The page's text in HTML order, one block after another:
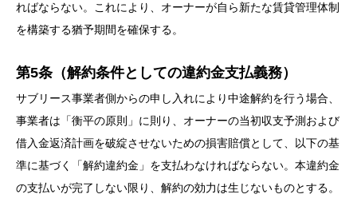
ればならない。これにより、オーナーが自ら新たな賃貸管理体制
を構築する猶予期間を確保する。
第5条（解約条件としての違約金支払義務）
サブリース事業者側からの申し入れにより中途解約を行う場合、
事業者は「衡平の原則」に則り、オーナーの当初収支予測および
借入金返済計画を破綻させないための損害賠償として、以下の基
準に基づく「解約違約金」を支払わなければならない。本違約金
の支払いが完了しない限り、解約の効力は生じないものとする。